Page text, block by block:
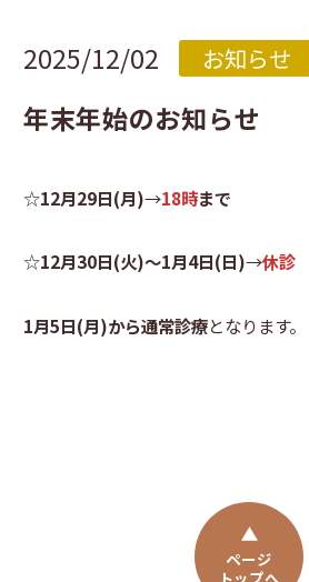
2025/12/02 お知らせ
年末年始のお知らせ
☆12月29日(月)→18時まで
☆12月30日(火)～1月4日(日)→休診
1月5日(月)から通常診療となります。
ページ